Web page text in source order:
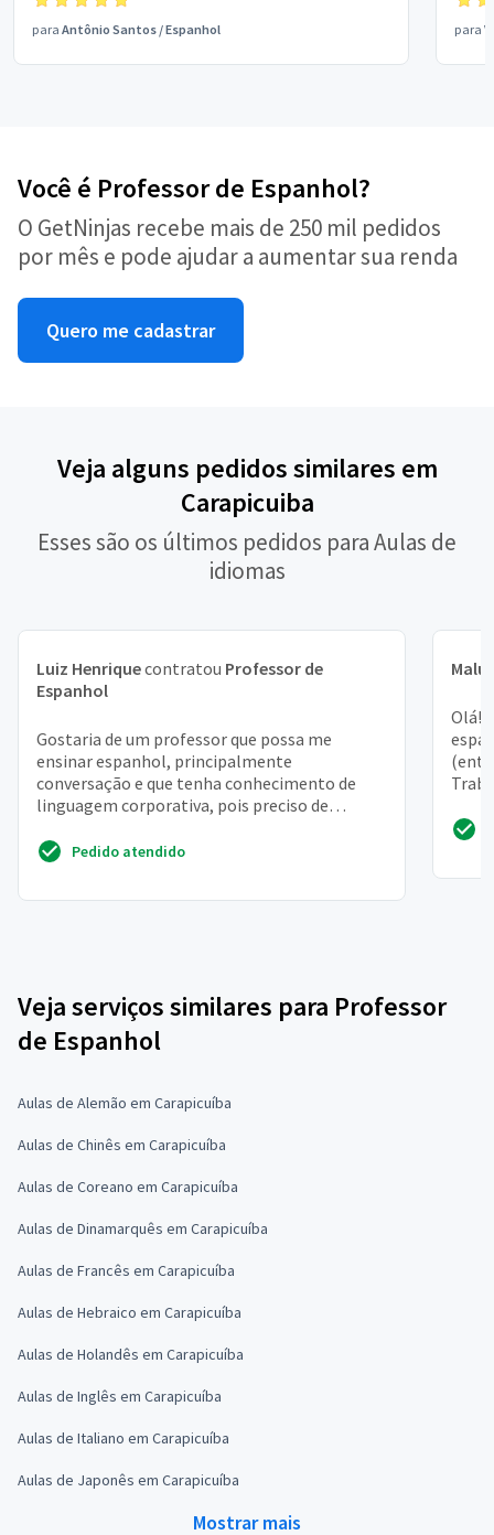
para Antônio Santos /Espanhol para
Você é Professor de Espanhol?
O GetNinjas recebe mais de 250 mil pedidos
por mês e pode ajudar a aumentar sua renda
Quero me cadastrar
Veja alguns pedidos similares em
Carapicuiba
Esses são os últimos pedidos para Aulas de
idiomas
Luiz Henriquecontratou Professor de
Espanhol
Gostaria de um professor que possa me
ensinar espanhol, principalmente
conversação e que tenha conhecimento de
linguagem corporativa, pois preciso de
Pedido atendido
Malu
Olá!
Veja serviços similares para Professor
de Espanhol
Aulas de Alemão em Carapicuíba
Aulas de Chinês em Carapicuíba
Aulas de Coreano em Carapicuíba
Aulas de Dinamarquês em Carapicuíba
Aulas de Francês em Carapicuíba
Aulas de Hebraico em Carapicuíba
Aulas de Holandês em Carapicuíba
Aulas de Inglês em Carapicuíba
Aulas de Italiano em Carapicuíba
Aulas de Japonês em Carapicuíba
Mostrar mais